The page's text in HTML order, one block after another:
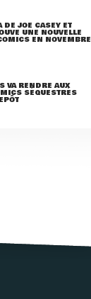
DE JOE CASEY ET
UNE NOUVELLE
EN NOVEMBRE
VA RENDRE AUX
SÉQUESTRÉS